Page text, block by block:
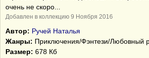
очень не скоро...
Добавлен в коллекцию 9 Ноября 2016
Автор: Ручей Наталья
Жанры: Приключения/Фэнтези/Любовный
Размер: 678 Кб